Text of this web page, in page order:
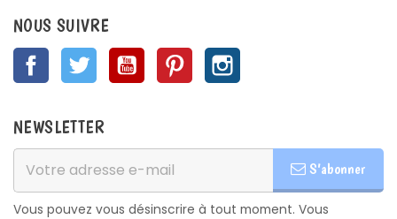
NOUS SUIVRE
FacebookTwitter YouTube Pinterest
NEWSLETTER
S’abonner
Vous pouvez vous désinscrire à tout moment. Vous